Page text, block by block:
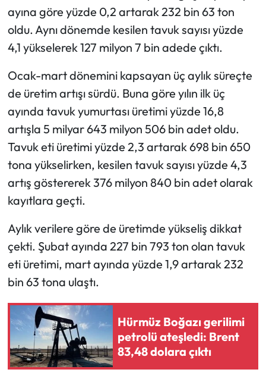
ayına göre yüzde 0,2 artarak 232 bin 63 ton
oldu. Aynı dönemde kesilen tavuk sayısı yüzde
4,1 yükselerek 127 milyon 7 bin adede çıktı.
Ocak-mart dönemini kapsayan üç aylık süreçte
de üretim artışı sürdü. Buna göre yılın ilk üç
ayında tavuk yumurtası üretimi yüzde 16,8
artışla 5 milyar 643 milyon 506 bin adet oldu.
Tavuk eti üretimi yüzde 2,3 artarak 698 bin 650
tona yükselirken, kesilen tavuk sayısı yüzde 4,3
artış göstererek 376 milyon 840 bin adet olarak
kayıtlara geçti.
Aylık verilere göre de üretimde yükseliş dikkat
çekti. Şubat ayında 227 bin 793 ton olan tavuk
eti üretimi, mart ayında yüzde 1,9 artarak 232
bin 63 tona ulaştı.
Hürmüz Boğazı gerilimi
petrolü ateşledi: Brent
83,48 dolara çıktı
Oğuzlar Haberleri
Ortaköy Haberleri
Osmancık Haberleri
Resmi İlan
Resmi Reklam
Sağlık
Siyaset
Spor
Sungurlu Haberleri
Turizm
Uğurludağ Haberleri